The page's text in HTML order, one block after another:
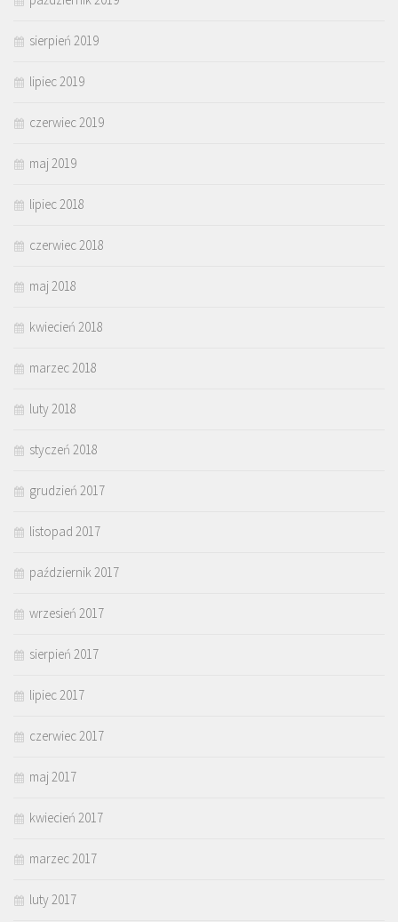
sierpień 2019
lipiec 2019
czerwiec 2019
maj 2019
lipiec 2018
czerwiec 2018
maj 2018
kwiecień 2018
marzec 2018
luty 2018
styczeń 2018
grudzień 2017
listopad 2017
październik 2017
wrzesień 2017
sierpień 2017
lipiec 2017
czerwiec 2017
maj 2017
kwiecień 2017
marzec 2017
luty 2017